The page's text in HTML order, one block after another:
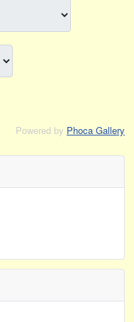
Powered by Phoca Gallery